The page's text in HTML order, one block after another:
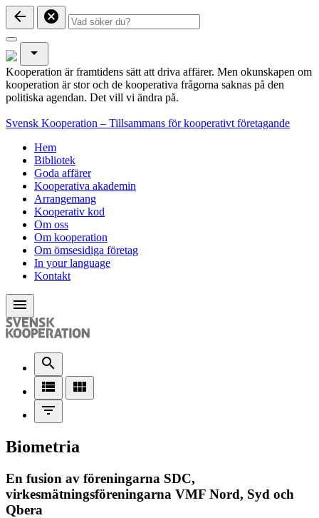
arrow_back cancel
arrow_drop_down
Kooperation är framtidens sätt att driva affärer. Men okunskapen om
kooperation är stor och de kooperativa frågorna saknas på den
politiska agendan. Det vill vi ändra på.
Svensk Kooperation – Tillsammans för kooperativt företagande
Hem
Bibliotek
Goda affärer
Kooperativa akademin
Arrangemang
Kooperativ kod
Om oss
Om kooperation
Om ömsesidiga företag
In your language
Kontakt
menu
search
view_list
view_module
filter_list
Biometria
En fusion av föreningarna SDC,
virkesmätningsföreningarna VMF Nord, Syd och
Qbera